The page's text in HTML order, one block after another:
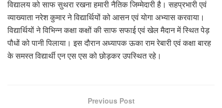
विद्यालय को साफ सुथरा रखना हमारी नैतिक जिम्मेदारी है। सहप्रभारी एवं
व्याख्याता नरेश कुमार ने विद्यार्थियों को आसन एवं योगा अभ्यास करवाया।
विद्यार्थियों ने विभिन्न कक्षा कक्षों की साफ सफाई एवं खेल मैदान में स्थित पेड़
पौधों को पानी पिलाया। इस दौरान अध्यापक ऊका राम रेबारी एवं कक्षा बारह
के समस्त विद्यार्थी एन एस एस को छोड़कर उपस्थित रहे।
Previous Post